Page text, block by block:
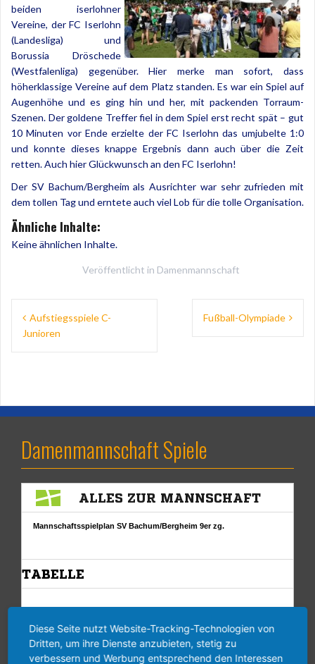
beiden iserlohner
Vereine, der FC Iserlohn
(Landesliga) und
Borussia Dröschede
(Westfalenliga) gegenüber. Hier merke man sofort, dass
höherklassige Vereine auf dem Platz standen. Es war ein Spiel auf
Augenhöhe und es ging hin und her, mit packenden Torraum-
Szenen. Der goldene Treffer fiel in dem Spiel erst recht spät – gut
10 Minuten vor Ende erzielte der FC Iserlohn das umjubelte 1:0
und konnte dieses knappe Ergebnis dann auch über die Zeit
retten. Auch hier Glückwunsch an den FC Iserlohn!
Der SV Bachum/Bergheim als Ausrichter war sehr zufrieden mit
dem tollen Tag und erntete auch viel Lob für die tolle Organisation.
Ähnliche Inhalte:
Keine ähnlichen Inhalte.
Veröffentlicht in Damenmannschaft
Beitragsnavigation
Aufstiegsspiele C-
Junioren
Fußball-Olympiade
Damenmannschaft Spiele
Diese Seite nutzt Website-Tracking-Technologien von
Dritten, um ihre Dienste anzubieten, stetig zu
verbessern und Werbung entsprechend den Interessen